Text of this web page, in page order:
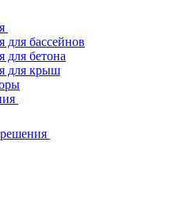
для бассейнов
для бетона
для крыш